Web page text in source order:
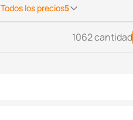
Todos los precios5
1062 cantidad